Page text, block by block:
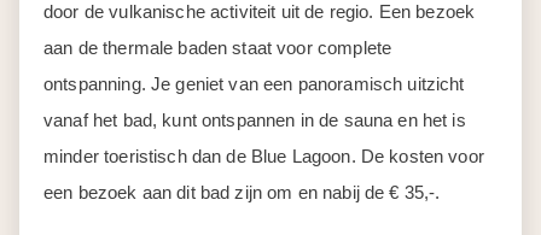
door de vulkanische activiteit uit de regio. Een bezoek
aan de thermale baden staat voor complete
ontspanning. Je geniet van een panoramisch uitzicht
vanaf het bad, kunt ontspannen in de sauna en het is
minder toeristisch dan de Blue Lagoon. De kosten voor
een bezoek aan dit bad zijn om en nabij de € 35,-.